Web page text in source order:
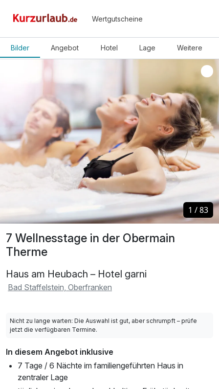
Wertgutscheine
Bilder Angebot Hotel Lage Weitere
7 Wellnesstage in der Obermain
Therme
Haus am Heubach – Hotel garni
Bad Staffelstein, Oberfranken
1 /83
1 /83
Nicht zu lange warten: Die Auswahl ist gut, aber schrumpft – prüfe
jetzt die verfügbaren Termine.
In diesem Angebot inklusive
7 Tage / 6 Nächte im familiengeführten Haus in
zentraler Lage